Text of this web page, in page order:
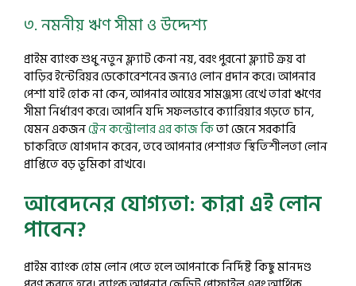
৩. নমনীয় ঋণ সীমা ও উদ্দেশ্য
প্রাইম ব্যাংক শুধু নতুন ফ্ল্যাট কেনা নয়, বরং পুরনো ফ্ল্যাট ক্রয় বা
বাড়ির ইন্টেরিয়র ডেকোরেশনের জন্যও লোন প্রদান করে। আপনার
পেশা যাই হোক না কেন, আপনার আয়ের সামঞ্জস্য রেখে তারা ঋণের
সীমা নির্ধারণ করে। আপনি যদি সফলভাবে ক্যারিয়ার গড়তে চান,
যেমন একজনট্রেন কন্ট্রোলার এর কাজ কিতা জেনে সরকারি
চাকরিতে যোগদান করেন, তবে আপনার পেশাগত স্থিতিশীলতা লোন
প্রাপ্তিতে বড় ভূমিকা রাখবে।
আবেদনের যোগ্যতা: কারা এই লোন
পাবেন?
প্রাইম ব্যাংক হোম লোন পেতে হলে আপনাকে নির্দিষ্ট কিছু মানদণ্ড